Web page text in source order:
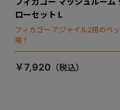
ローセット L
フィカゴー アジャイル2用のペ
場！
￥7,920